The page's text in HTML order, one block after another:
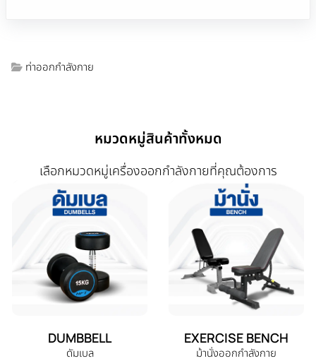
ท่าออกกำลังกาย
หมวดหมู่สินค้าทั้งหมด
เลือกหมวดหมู่เครื่องออกกำลังกายที่คุณต้องการ
DUMBBELL
ดัมเบล
EXERCISE BENCH
ม้านั่งออกกำลังกาย